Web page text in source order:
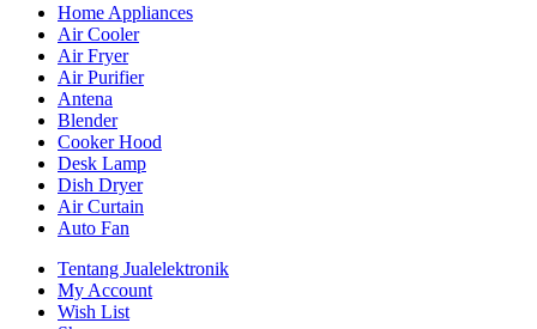
Home Appliances
Air Cooler
Air Fryer
Air Purifier
Antena
Blender
Cooker Hood
Desk Lamp
Dish Dryer
Air Curtain
Auto Fan
Tentang Jualelektronik
My Account
Wish List